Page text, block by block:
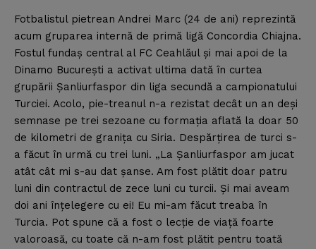
Fotbalistul pietrean Andrei Marc (24 de ani) reprezintă
acum gruparea internă de primă ligă Concordia Chiajna.
Fostul fundaş central al FC Ceahlăul şi mai apoi de la
Dinamo Bucureşti a activat ultima dată în curtea
grupării Şanliurfaspor din liga secundă a campionatului
Turciei. Acolo, pie-treanul n-a rezistat decât un an deşi
semnase pe trei sezoane cu formaţia aflată la doar 50
de kilometri de graniţa cu Siria. Despărţirea de turci s-
a făcut în urmă cu trei luni. „La Şanliurfaspor am jucat
atât cât mi s-au dat şanse. Am fost plătit doar patru
luni din contractul de zece luni cu turcii. Şi mai aveam
doi ani înţelegere cu ei! Eu mi-am făcut treaba în
Turcia. Pot spune că a fost o lecţie de viaţă foarte
valoroasă, cu toate că n-am fost plătit pentru toată